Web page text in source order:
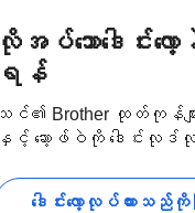
လိုအပ်သောဒေါင်းလေ
ရန်
သင်၏ Brother ထုတ်ကုန်များ
နှင့် ဆော့ဖ်ဝဲကို ဒေါင်းလုဒ်
ဒေါင်းလော့လုပ်ထားသ